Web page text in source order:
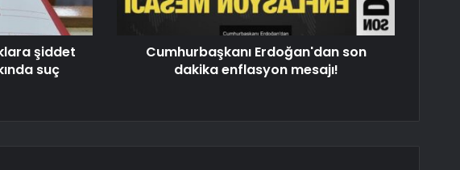
şiddet
suç
Cumhurbaşkanı Erdoğan'dan son
dakika enflasyon mesajı!